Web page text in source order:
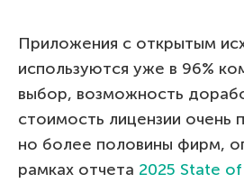
Приложения с открытым
используются уже в 96%
выбор, возможность
стоимость лицензии очень
но более половины фирм,
рамках отчета 2025 State